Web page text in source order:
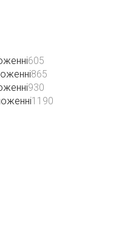
605
865
930
1190